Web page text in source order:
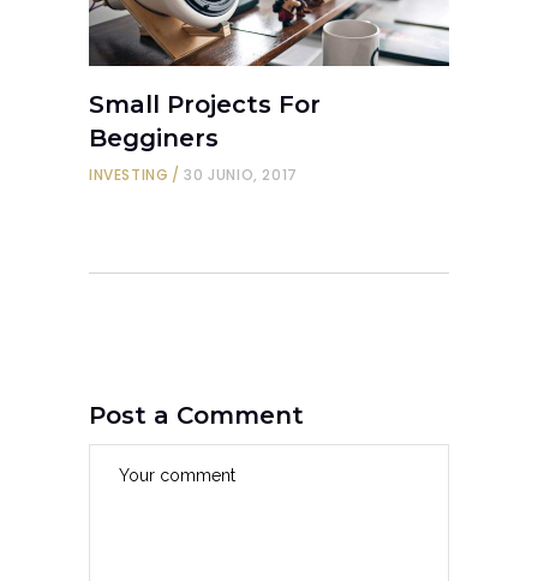
Small Projects For
Begginers
INVESTING 30 JUNIO, 2017
Post a Comment